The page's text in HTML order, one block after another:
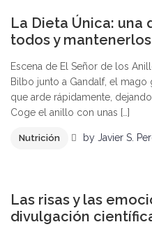
La Dieta Única: una
todos y
Escena de El Señor de los
Bilbo junto a Gandalf, el
que arde rápidamente,
Coge el anillo con unas […]
Nutrición by Javier S.
Las risas y las
divulgación